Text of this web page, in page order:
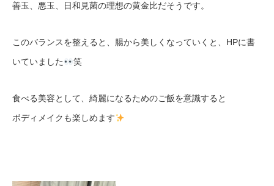
善玉、悪玉、日和見菌の理想の黄金比だそうです。
このバランスを整えると、腸から美しくなっていくと、HPに書
いていました
笑
食べる美容として、綺麗になるためのご飯を意識すると
ボディメイクも楽しめます